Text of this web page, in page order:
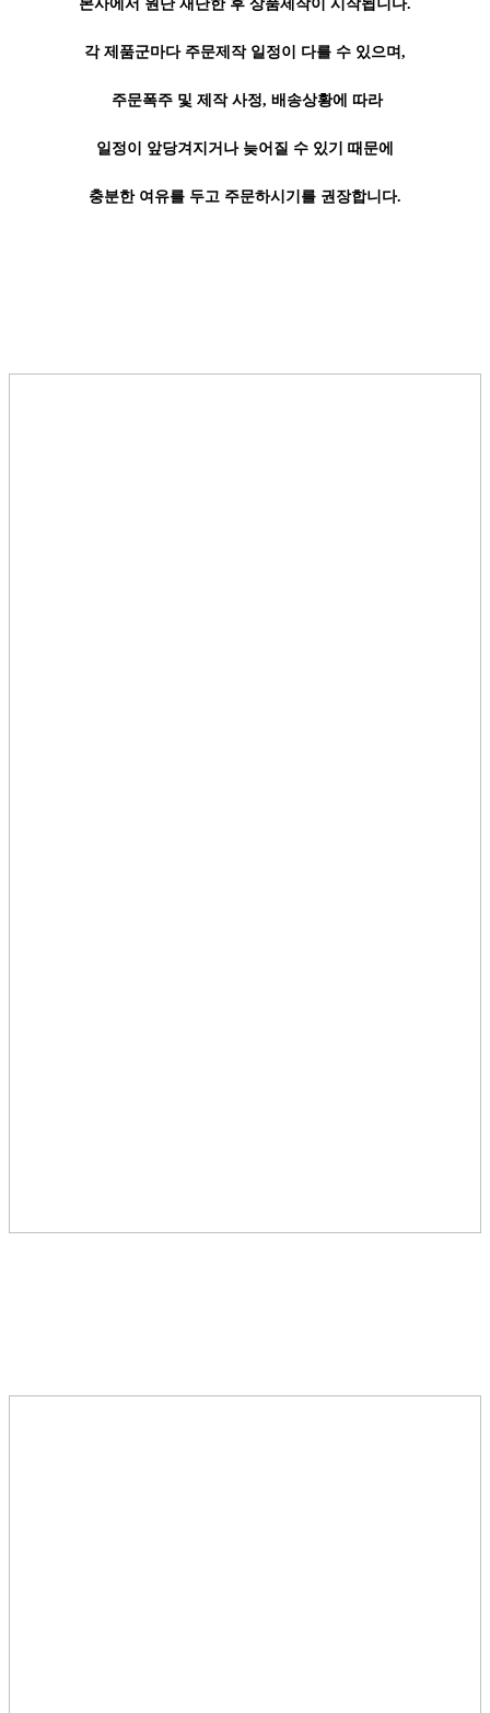
본사에서 원단 재단한 후 상품제작이 시작됩니다.
각 제품군마다 주문제작 일정이 다를 수 있으며,
주문폭주 및 제작 사정, 배송상황에 따라
일정이 앞당겨지거나 늦어질 수 있기 때문에
충분한 여유를 두고 주문하시기를 권장합니다.